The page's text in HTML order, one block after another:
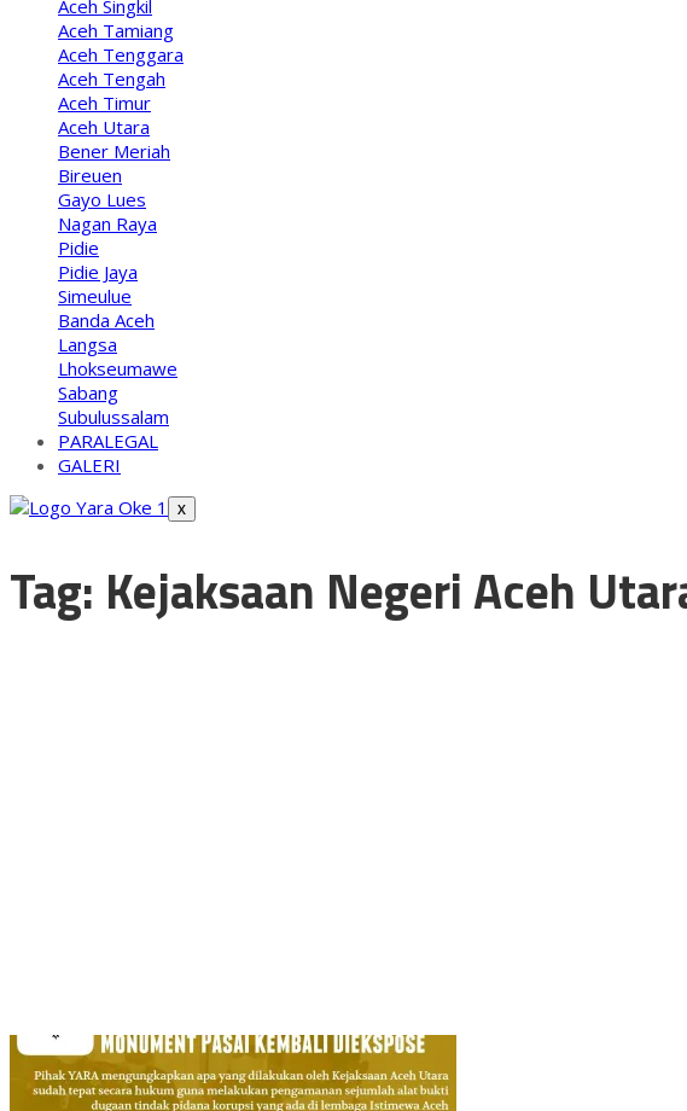
Aceh Singkil
Aceh Tamiang
Aceh Tenggara
Aceh Tengah
Aceh Timur
Aceh Utara
Bener Meriah
Bireuen
Gayo Lues
Nagan Raya
Pidie
Pidie Jaya
Simeulue
Banda Aceh
Langsa
Lhokseumawe
Sabang
Subulussalam
PARALEGAL
GALERI
X
Tag: Kejaksaan Negeri Aceh